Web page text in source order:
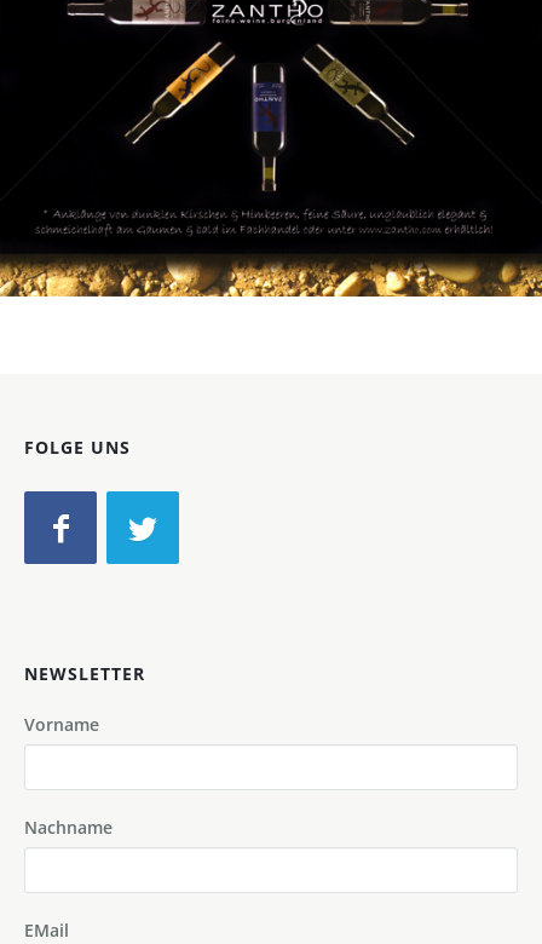
Bild-ID: 31738
FOLGE UNS
NEWSLETTER
Vorname
Nachname
EMail